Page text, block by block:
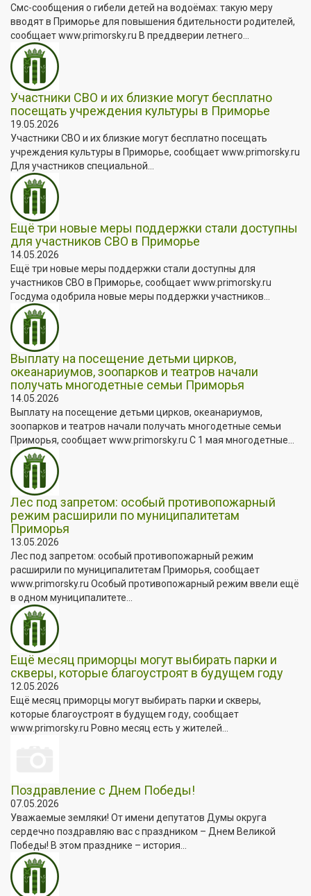
Смс-сообщения о гибели детей на водоёмах: такую меру
вводят в Приморье для повышения бдительности родителей,
сообщает www.primorsky.ru В преддверии летнего...
Участники СВО и их близкие могут бесплатно
посещать учреждения культуры в Приморье
19.05.2026
Участники СВО и их близкие могут бесплатно посещать
учреждения культуры в Приморье, сообщает www.primorsky.ru
Для участников специальной...
Ещё три новые меры поддержки стали доступны
для участников СВО в Приморье
14.05.2026
Ещё три новые меры поддержки стали доступны для
участников СВО в Приморье, сообщает www.primorsky.ru
Госдума одобрила новые меры поддержки участников...
Выплату на посещение детьми цирков,
океанариумов, зоопарков и театров начали
получать многодетные семьи Приморья
14.05.2026
Выплату на посещение детьми цирков, океанариумов,
зоопарков и театров начали получать многодетные семьи
Приморья, сообщает www.primorsky.ru С 1 мая многодетные...
Лес под запретом: особый противопожарный
режим расширили по муниципалитетам
Приморья
13.05.2026
Лес под запретом: особый противопожарный режим
расширили по муниципалитетам Приморья, сообщает
www.primorsky.ru Особый противопожарный режим ввели ещё
в одном муниципалитете...
Ещё месяц приморцы могут выбирать парки и
скверы, которые благоустроят в будущем году
12.05.2026
Ещё месяц приморцы могут выбирать парки и скверы,
которые благоустроят в будущем году, сообщает
www.primorsky.ru Ровно месяц есть у жителей...
Поздравление с Днем Победы!
07.05.2026
Уважаемые земляки! От имени депутатов Думы округа
сердечно поздравляю вас с праздником – Днем Великой
Победы! В этом празднике – история...